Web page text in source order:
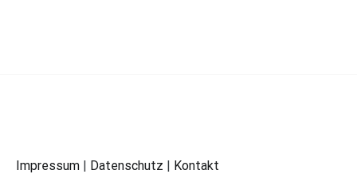
Impressum | Datenschutz | Kontakt